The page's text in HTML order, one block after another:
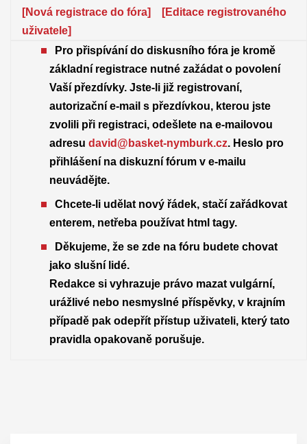
[Nová registrace do fóra]
[Editace registrovaného
uživatele]
Pro přispívání do diskusního fóra je kromě
základní registrace nutné zažádat o povolení
Vaší přezdívky. Jste-li již registrovaní,
autorizační e-mail s přezdívkou, kterou jste
zvolili při registraci, odešlete na e-mailovou
adresu david@basket-nymburk.cz. Heslo pro
přihlášení na diskuzní fórum v e-mailu
neuvádějte.
Chcete-li udělat nový řádek, stačí zařádkovat
enterem, netřeba používat html tagy.
Děkujeme, že se zde na fóru budete chovat
jako slušní lidé.
Redakce si vyhrazuje právo mazat vulgární,
urážlivé nebo nesmyslné příspěvky, v krajním
případě pak odepřít přístup uživateli, který tato
pravidla opakovaně porušuje.